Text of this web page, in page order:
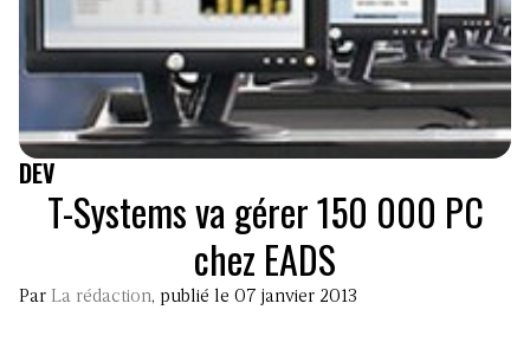
DEV
T-Systems va gérer 150 000 PC
chez EADS
Par La rédaction, publié le 07 janvier 2013